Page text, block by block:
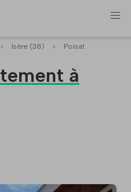
> Isère (38) > Poisat
à